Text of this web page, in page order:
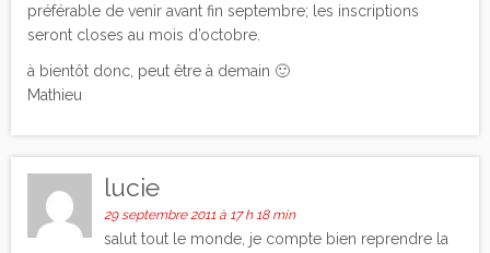
préférable de venir avant fin septembre; les inscriptions
seront closes au mois d’octobre.
à bientôt donc, peut être à demain 🙂
Mathieu
lucie
29 septembre 2011 à 17 h 18 min
salut tout le monde, je compte bien reprendre la